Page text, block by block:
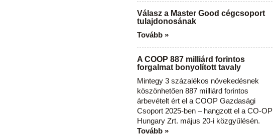
Válasz a Master Good cégcsoport
tulajdonosának
Tovább »
A COOP 887 milliárd forintos
forgalmat bonyolított tavaly
Mintegy 3 százalékos növekedésnek
köszönhetően 887 milliárd forintos
árbevételt ért el a COOP Gazdasági
Csoport 2025-ben – hangzott el a CO-OP
Hungary Zrt. május 20-i közgyűlésén.
Tovább »